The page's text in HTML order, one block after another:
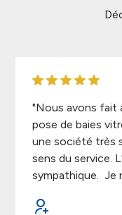
"Nous avons fait
pose de baies
une société très
sens du service.
sympathique. Je